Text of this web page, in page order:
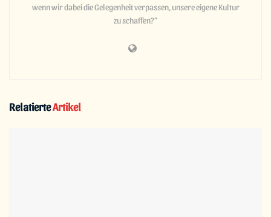
wenn wir dabei die Gelegenheit verpassen, unsere eigene Kultur
zu schaffen?"
RelatierteArtikel